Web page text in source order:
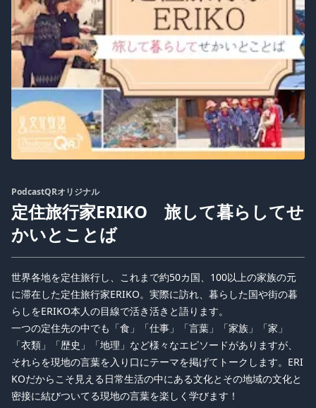
PodcastQRオリジナル
定住旅行家ERIKO 旅して暮らしてせ
かいとことば
世界各地を定住旅行し、これまで約50カ国、100以上の家族の元
に滞在した定住旅行家ERIKO。実際に訪れ、暮らした国や街の暮
らしをERIKO本人の目線で活き活きと語ります。
一つの定住先の中でも「食」「仕事」「言葉」「家族」「家」
「衣類」「歴史」「地理」など様々なエピソードがありますが、
それらを現地の言葉を入り口にテーマを掲げてトークします。ERI
KOだからこそ見える日常生活の中にある文化とその地域の文化と
密接に結びついてる現地の言葉を楽しく学びます！